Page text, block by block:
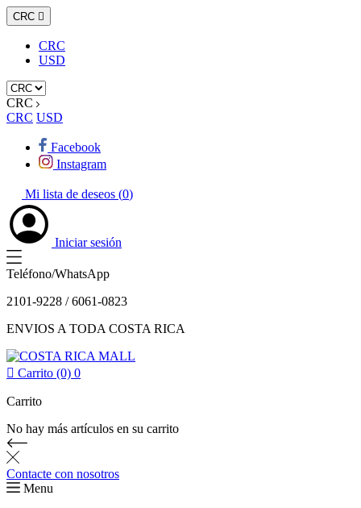
CRC 
CRC
USD
CRC
CRC USD
Facebook
Instagram
Mi lista de deseos (0)
Iniciar sesión
Teléfono/WhatsApp
2101-9228 / 6061-0823
ENVIOS A TODA COSTA RICA
 Carrito (0) 0
Carrito
No hay más artículos en su carrito
Contacte con nosotros
Menu